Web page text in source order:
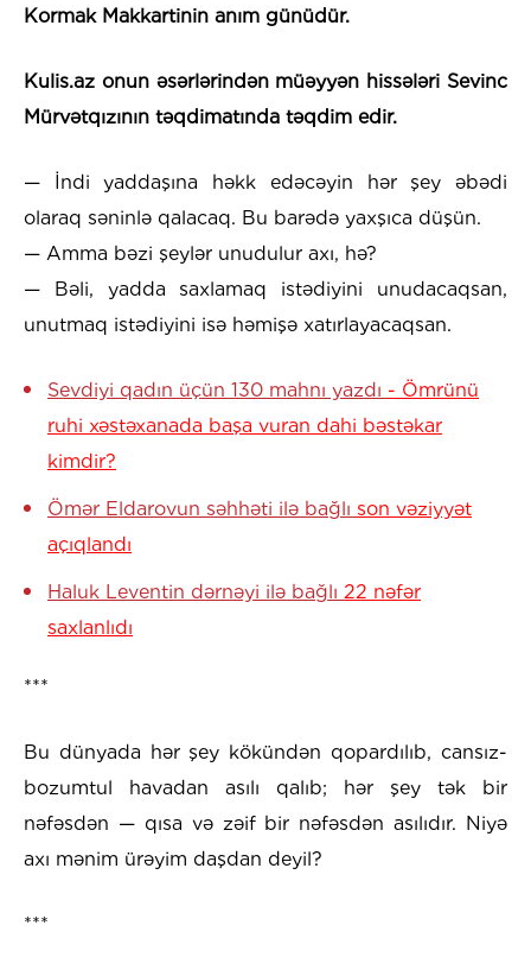
Kormak Makkartinin anım günüdür.
Kulis.az onun əsərlərindən müəyyən hissələri Sevinc
Mürvətqızının təqdimatında təqdim edir.
— İndi yaddaşına həkk edəcəyin hər şey əbədi
olaraq səninlə qalacaq. Bu barədə yaxşıca düşün.
— Amma bəzi şeylər unudulur axı, hə?
— Bəli, yadda saxlamaq istədiyini unudacaqsan,
unutmaq istədiyini isə həmişə xatırlayacaqsan.
Sevdiyi qadın üçün 130 mahnı yazdı - Ömrünü
ruhi xəstəxanada başa vuran dahi bəstəkar
kimdir?
Ömər Eldarovun səhhəti ilə bağlı son vəziyyət
açıqlandı
Haluk Leventin dərnəyi ilə bağlı 22 nəfər
saxlanlıdı
***
Bu dünyada hər şey kökündən qopardılıb, cansız-
bozumtul havadan asılı qalıb; hər şey tək bir
nəfəsdən — qısa və zəif bir nəfəsdən asılıdır. Niyə
axı mənim ürəyim daşdan deyil?
***